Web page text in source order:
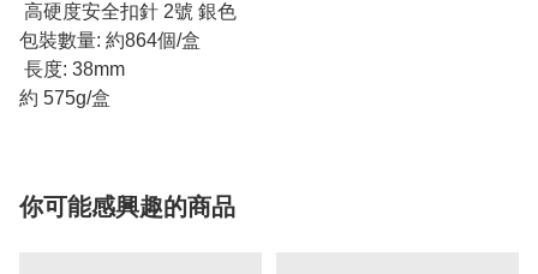
高硬度安全扣針 2號 銀色
包裝數量: 約864個/盒
長度: 38mm
約 575g/盒
你可能感興趣的商品